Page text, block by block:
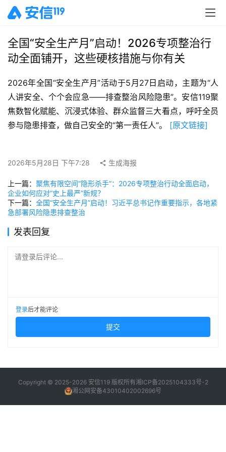
全国“安全生产月”启动！2026专项整治行
动全面铺开，这些硬核措施与你有关
2026年全国“安全生产月”活动于5月27日启动，主题为“人
人讲安全、个个会应急——排查整治风险隐患”。安信119聚
焦数智化赋能、沉浸式体验、群众监督三大看点，呼吁全员
参与隐患排查，做自己安全的“第一责任人”。 [原文链接]
2026年5月28日 下午7:28 生成海报
上一篇： 聚焦有限空间“隐形杀手”：2026专项整治行动全面启动，
企业如何应对“史上最严”新规？
下一篇： 全国“安全生产月”启动！习近平总书记作重要指示，各地紧
急部署风险隐患排查整治
发表回复
请登录后评论...
登录后才能评论
提交
Copyright © 2025-2026 安信119 版权所有湘ICP备2025104333号-2
湘公网安备43010402002696号